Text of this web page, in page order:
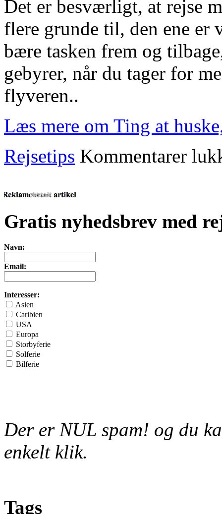
Det er besværligt, at rejse
flere grunde til, den ene er
bære tasken frem og
gebyrer, når du tager for
flyveren..
Læs mere om Ting at
Rejsetips Kommentarer
Gratis nyhedsbrev med
Navn:
Email:
Interesser:
Asien
Caribien
USA
Europa
Storbyferie
Solferie
Bilferie
Der er NUL spam! og du
enkelt klik.
Tags